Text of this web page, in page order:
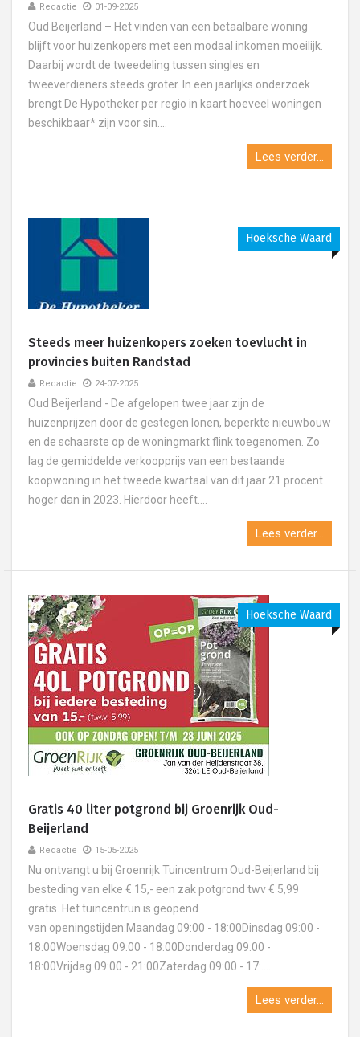
Redactie 01-09-2025
Oud Beijerland – Het vinden van een betaalbare woning
blijft voor huizenkopers met een modaal inkomen moeilijk.
Daarbij wordt de tweedeling tussen singles en
tweeverdieners steeds groter. In een jaarlijks onderzoek
brengt De Hypotheker per regio in kaart hoeveel woningen
beschikbaar* zijn voor sin....
Lees verder...
Hoeksche Waard
Steeds meer huizenkopers zoeken toevlucht in
provincies buiten Randstad
Redactie 24-07-2025
Oud Beijerland - De afgelopen twee jaar zijn de
huizenprijzen door de gestegen lonen, beperkte nieuwbouw
en de schaarste op de woningmarkt flink toegenomen. Zo
lag de gemiddelde verkoopprijs van een bestaande
koopwoning in het tweede kwartaal van dit jaar 21 procent
hoger dan in 2023. Hierdoor heeft....
Lees verder...
Hoeksche Waard
Gratis 40 liter potgrond bij Groenrijk Oud-
Beijerland
Redactie 15-05-2025
Nu ontvangt u bij Groenrijk Tuincentrum Oud-Beijerland bij
besteding van elke € 15,- een zak potgrond twv € 5,99
gratis. Het tuincentrun is geopend
van openingstijden:Maandag 09:00 - 18:00Dinsdag 09:00 -
18:00Woensdag 09:00 - 18:00Donderdag 09:00 -
18:00Vrijdag 09:00 - 21:00Zaterdag 09:00 - 17:....
Lees verder...